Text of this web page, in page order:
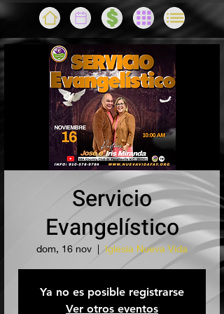
Servicio
Evangelístico
dom, 16 nov
  |
Iglesia Nueva Vida
Ya no es posible registrarse
Ver otros eventos